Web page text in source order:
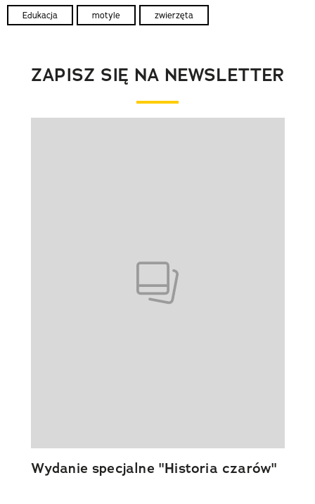
Edukacja motyle zwierzęta
ZAPISZ SIĘ NA NEWSLETTER
Wydanie specjalne "Historia czarów"